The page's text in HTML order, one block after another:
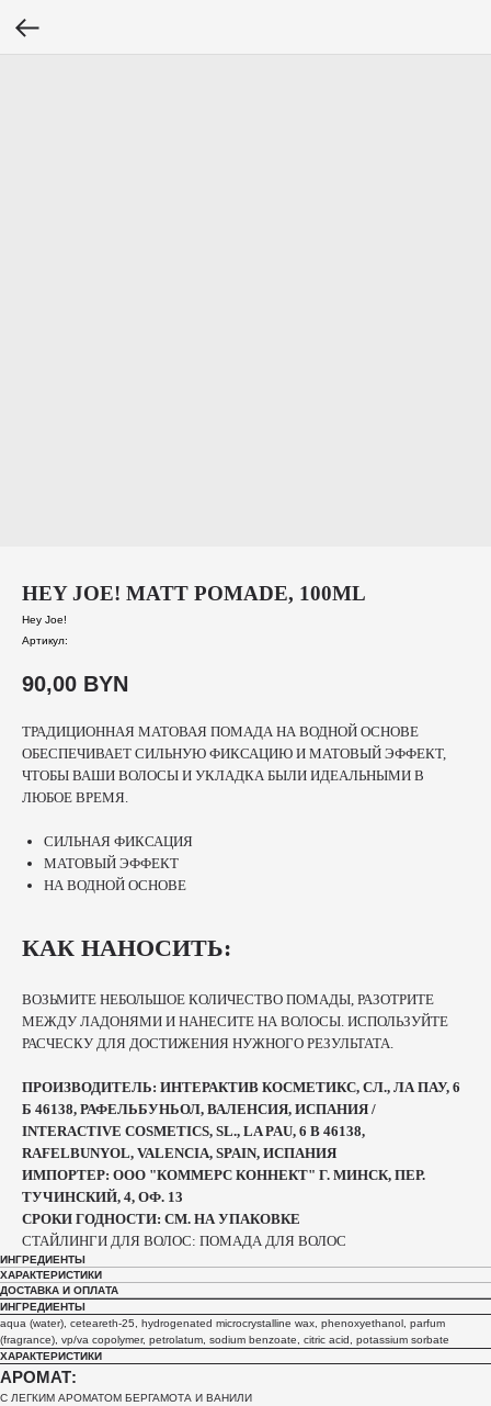
HEY JOE! MATT POMADE, 100ML
Hey Joe!
Артикул:
90,00 BYN
ТРАДИЦИОННАЯ МАТОВАЯ ПОМАДА НА ВОДНОЙ ОСНОВЕ
ОБЕСПЕЧИВАЕТ СИЛЬНУЮ ФИКСАЦИЮ И МАТОВЫЙ ЭФФЕКТ,
ЧТОБЫ ВАШИ ВОЛОСЫ И УКЛАДКА БЫЛИ ИДЕАЛЬНЫМИ В
ЛЮБОЕ ВРЕМЯ.
СИЛЬНАЯ ФИКСАЦИЯ
МАТОВЫЙ ЭФФЕКТ
НА ВОДНОЙ ОСНОВЕ
КАК НАНОСИТЬ:
ВОЗЬМИТЕ НЕБОЛЬШОЕ КОЛИЧЕСТВО ПОМАДЫ, РАЗОТРИТЕ
МЕЖДУ ЛАДОНЯМИ И НАНЕСИТЕ НА ВОЛОСЫ. ИСПОЛЬЗУЙТЕ
РАСЧЕСКУ ДЛЯ ДОСТИЖЕНИЯ НУЖНОГО РЕЗУЛЬТАТА.
ПРОИЗВОДИТЕЛЬ: ИНТЕРАКТИВ КОСМЕТИКС, СЛ., ЛА ПАУ, 6
Б 46138, РАФЕЛЬБУНЬОЛ, ВАЛЕНСИЯ, ИСПАНИЯ /
INTERACTIVE COSMETICS, SL., LA PAU, 6 B 46138,
RAFELBUNYOL, VALENCIA, SPAIN, ИСПАНИЯ
ИМПОРТЕР: ООО "КОММЕРС КОННЕКТ" Г. МИНСК, ПЕР.
ТУЧИНСКИЙ, 4, ОФ. 13
СРОКИ ГОДНОСТИ: СМ. НА УПАКОВКЕ
СТАЙЛИНГИ ДЛЯ ВОЛОС: ПОМАДА ДЛЯ ВОЛОС
ИНГРЕДИЕНТЫ
ХАРАКТЕРИСТИКИ
ДОСТАВКА И ОПЛАТА
ИНГРЕДИЕНТЫ
aqua (water), ceteareth-25, hydrogenated microcrystalline wax, phenoxyethanol, parfum
(fragrance), vp/va copolymer, petrolatum, sodium benzoate, citric acid, potassium sorbate
ХАРАКТЕРИСТИКИ
АРОМАТ:
С ЛЕГКИМ АРОМАТОМ БЕРГАМОТА И ВАНИЛИ